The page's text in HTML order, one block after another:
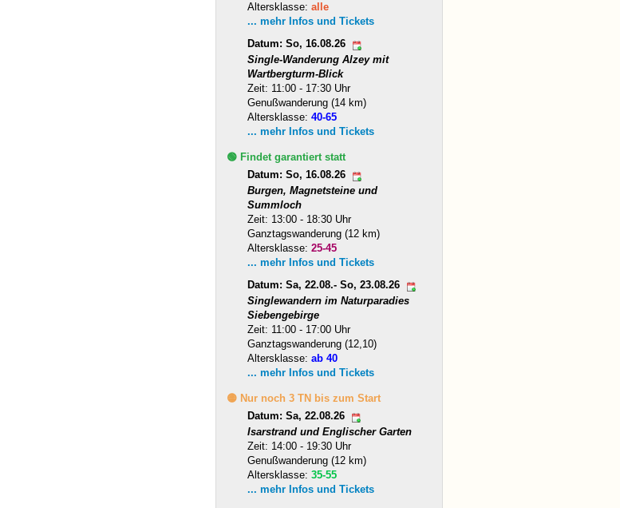
Altersklasse:alle
... mehr Infos und Tickets
Datum: So, 16.08.26
Single-Wanderung Alzey mit
Wartbergturm-Blick
Zeit: 11:00 - 17:30 Uhr
Genußwanderung (14 km)
Altersklasse:40-65
... mehr Infos und Tickets
🟢 Findet garantiert statt
Datum: So, 16.08.26
Burgen, Magnetsteine und
Summloch
Zeit: 13:00 - 18:30 Uhr
Ganztagswanderung (12 km)
Altersklasse:25-45
... mehr Infos und Tickets
Datum: Sa, 22.08.- So, 23.08.26
Singlewandern im Naturparadies
Siebengebirge
Zeit: 11:00 - 17:00 Uhr
Ganztagswanderung (12,10)
Altersklasse:ab 40
... mehr Infos und Tickets
🟡 Nur noch 3 TN bis zum Start
Datum: Sa, 22.08.26
Isarstrand und Englischer Garten
Zeit: 14:00 - 19:30 Uhr
Genußwanderung (12 km)
Altersklasse:35-55
... mehr Infos und Tickets